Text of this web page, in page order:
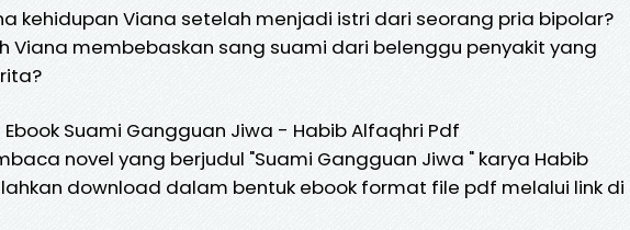
kehidupan Viana setelah menjadi istri dari seorang pria bipolar?
Viana membebaskan sang suami dari belenggu penyakit yang
Suami Gangguan Jiwa - Habib Alfaqhri Pdf
novel yang berjudul "Suami Gangguan Jiwa " karya Habib
download dalam bentuk ebook format file pdf melalui link di